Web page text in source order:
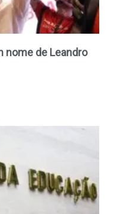
nome de Leandro